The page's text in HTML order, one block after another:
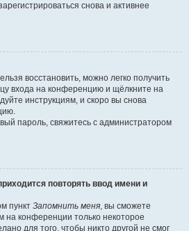
снова и активнее
восстановить, можно легко получить
входа на конференцию и щёлкните на
инструкциям, и скоро вы снова
пароль, свяжитесь с администратором
повторять ввод имени и
пункт Запомнить меня, вы сможете
на конференции только некоторое
для того, чтобы никто другой не смог